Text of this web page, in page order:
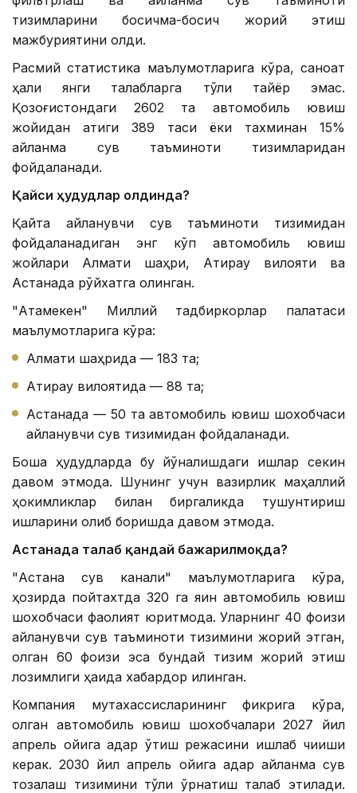
тизимларини босқичма-босқич жорий этиш
мажбуриятини олди.
Расмий статистика маълумотларига кўра, саноат
ҳали янги талабларга тўлиқ тайёр эмас.
Қозоғистондаги 2602 та автомобиль ювиш
жойидан атиги 389 таси ёки тахминан 15%
айланма сув таъминоти тизимларидан
фойдаланади.
Қайси ҳудудлар олдинда?
Қайта айланувчи сув таъминоти тизимидан
фойдаланадиган энг кўп автомобиль ювиш
жойлари Алмати шаҳри, Атирау вилояти ва
Астанада рўйхатга олинган.
"Атамекен" Миллий тадбиркорлар палатаси
маълумотларига кўра:
Алмати шаҳрида — 183 та;
Атирау вилоятида — 88 та;
Астанада — 50 та автомобиль ювиш шохобчаси
айланувчи сув тизимидан фойдаланади.
Бошқа ҳудудларда бу йўналишдаги ишлар секин
давом этмоқда. Шунинг учун вазирлик маҳаллий
ҳокимликлар билан биргаликда тушунтириш
ишларини олиб боришда давом этмоқда.
Астанада талаб қандай бажарилмоқда?
"Астана сув канали" маълумотларига кўра,
ҳозирда пойтахтда 320 га яқин автомобиль ювиш
шохобчаси фаолият юритмоқда. Уларнинг 40 фоизи
айланувчи сув таъминоти тизимини жорий этган,
қолган 60 фоизи эса бундай тизим жорий этиш
лозимлиги ҳақида хабардор қилинган.
Компания мутахассисларининг фикрига кўра,
қолган автомобиль ювиш шохобчалари 2027 йил
апрель ойига қадар ўтиш режасини ишлаб чиқиши
керак. 2030 йил апрель ойига қадар айланма сув
тозалаш тизимини тўлиқ ўрнатиш талаб этилади.